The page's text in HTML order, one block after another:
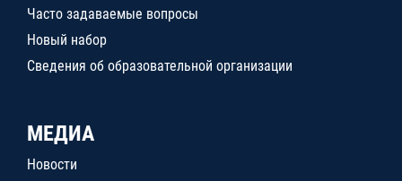
Часто задаваемые вопросы
Новый набор
Сведения об образовательной организации
МЕДИА
Новости